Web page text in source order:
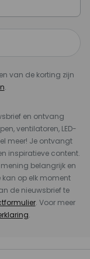
van de korting zijn
.
en ontvang
ventilatoren, LED-
meer! Je ontvangt
inspiratieve content.
belangrijk en
op elk moment
de nieuwsbrief te
. Voor meer
.